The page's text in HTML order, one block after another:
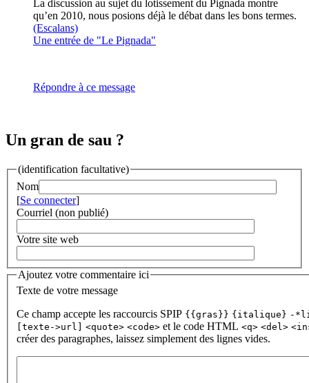
La discussion au sujet du lotissement du Pignada montre
qu’en 2010, nous posions déjà le débat dans les bons termes.
(Escalans)
Une entrée de "Le Pignada"
Répondre à ce message
Un gran de sau ?
(identification facultative)
Nom
[Se connecter]
Courriel (non publié)
Votre site web
Ajoutez votre commentaire ici
Texte de votre message
Ce champ accepte les raccourcis SPIP {{gras}} {italique} -
[texte->url]
<quote> <code> et le code HTML <q> <del>
créer des paragraphes, laissez simplement des lignes vides.